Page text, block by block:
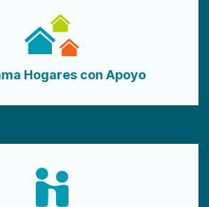
Hogares con Apoyo